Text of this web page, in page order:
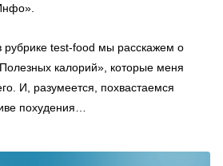
test-food мы расскажем о
калорий», которые меня
И, разумеется, похвастаемся
похудения…